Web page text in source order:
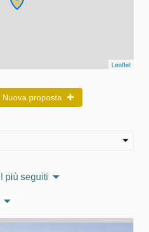
Leaflet
Nuova proposta
I più seguiti